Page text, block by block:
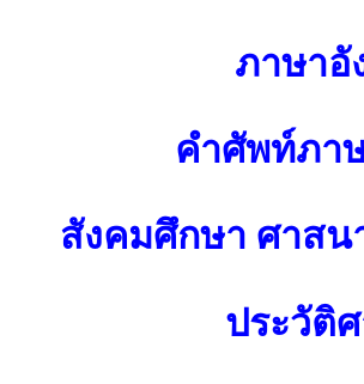
ภาษาอั
คำศัพท์ภา
สังคมศึกษา ศาส
ประวัติ